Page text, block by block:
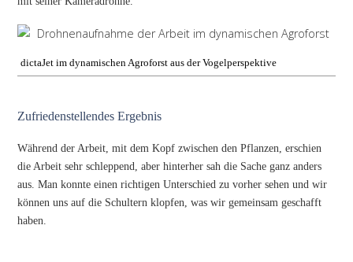
dictaJet im dynamischen Agroforst aus der Vogelperspektive
Zufriedenstellendes Ergebnis
Während der Arbeit, mit dem Kopf zwischen den Pflanzen, erschien
die Arbeit sehr schleppend, aber hinterher sah die Sache ganz anders
aus. Man konnte einen richtigen Unterschied zu vorher sehen und wir
können uns auf die Schultern klopfen, was wir gemeinsam geschafft
haben.